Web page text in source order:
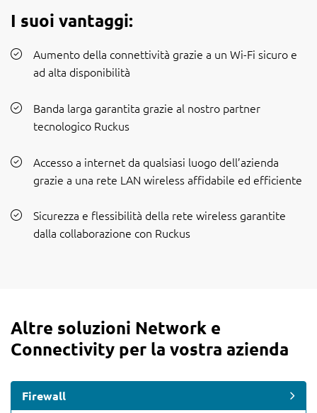
I suoi vantaggi:
Aumento della connettività grazie a un Wi-Fi sicuro e
ad alta disponibilità
Banda larga garantita grazie al nostro partner
tecnologico Ruckus
Accesso a internet da qualsiasi luogo dell’azienda
grazie a una rete LAN wireless affidabile ed efficiente
Sicurezza e flessibilità della rete wireless garantite
dalla collaborazione con Ruckus
Altre soluzioni Network e
Connectivity per la vostra azienda
Firewall